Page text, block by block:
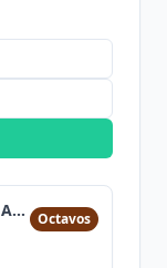
II TORNEO DE PÁDEL SOLIDARIO - ASPERGA
Octavos